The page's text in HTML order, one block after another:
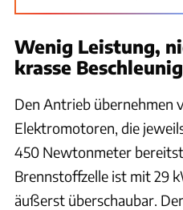
Wenig Leistung,
krasse
Den Antrieb übernehmen
Elektromotoren, die
450 Newtonmeter
Brennstoffzelle ist mit 29
äußerst überschaubar.